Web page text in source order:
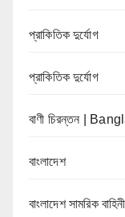
প্রাকিতিক দুর্যোগ
প্রাকিতিক দুর্যোগ
বাণী চিরন্তন |
বাংলাদেশ
বাংলাদেশ সামরিক